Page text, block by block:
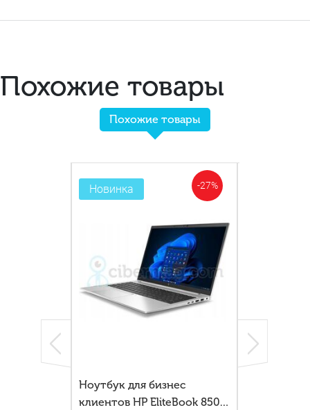
Похожие товары
Похожие товары
-27%
Новинка
Ноутбук для бизнес
клиентов HP EliteBook 850